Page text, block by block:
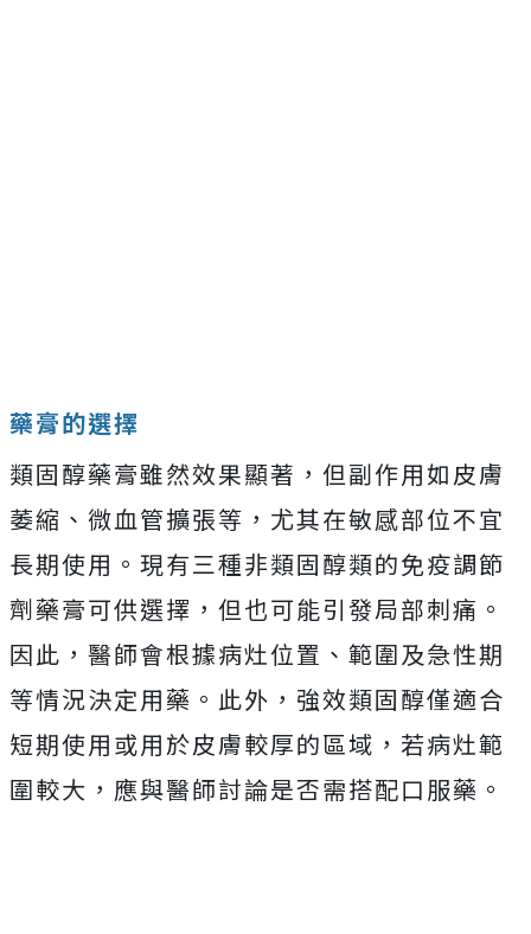
藥膏的選擇
類固醇藥膏雖然效果顯著，但副作用如皮膚
萎縮、微血管擴張等，尤其在敏感部位不宜
長期使用。現有三種非類固醇類的免疫調節
劑藥膏可供選擇，但也可能引發局部刺痛。
因此，醫師會根據病灶位置、範圍及急性期
等情況決定用藥。此外，強效類固醇僅適合
短期使用或用於皮膚較厚的區域，若病灶範
圍較大，應與醫師討論是否需搭配口服藥。